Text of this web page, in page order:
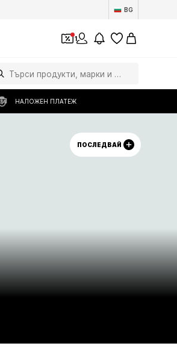
BG
1
НАЛОЖЕН ПЛАТЕЖ
ПОСЛЕДВАЙ